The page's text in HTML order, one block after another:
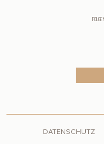
DATENSCHUTZ